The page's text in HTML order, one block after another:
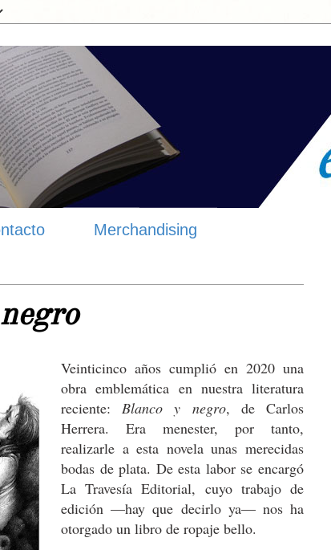
Merchandising
Veinticinco años cumplió en 2020 una
obra emblemática en nuestra literatura
reciente:Blanco y negro, de Carlos
Herrera. Era menester, por tanto,
realizarle a esta novela unas merecidas
bodas de plata. De esta labor se encargó
La Travesía Editorial, cuyo trabajo de
edición —hay que decirlo ya— nos ha
otorgado un libro de ropaje bello.